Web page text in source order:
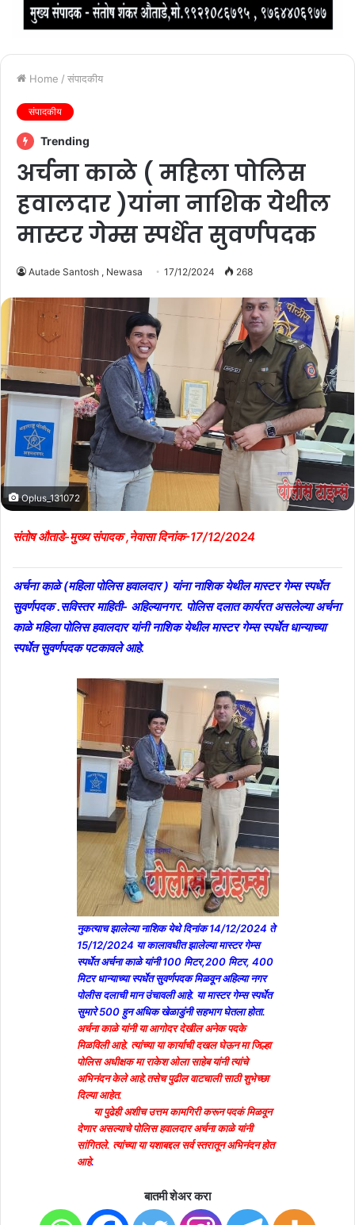
Home / संपादकीय
संपादकीय
Trending
अर्चना काळे ( महिला पोलिस
हवालदार )यांना नाशिक येथील
मास्टर गेम्स स्पर्धेत सुवर्णपदक
Autade Santosh , Newasa 17/12/2024 268
Oplus_131072
संतोष औताडे-मुख्य संपादक ,नेवासा दिनांक-17/12/2024
अर्चना काळे (महिला पोलिस हवालदार ) यांना नाशिक येथील मास्टर गेम्स स्पर्धेत
सुवर्णपदक .सविस्तर माहिती- अहिल्यानगर. पोलिस दलात कार्यरत असलेल्या अर्चना
काळे महिला पोलिस हवालदार यांनी नाशिक येथील मास्टर गेम्स स्पर्धेत धान्याच्या
स्पर्धेत सुवर्णपदक पटकावले आहे.
नुकत्याच झालेल्या नाशिक येथे दिनांक 14/12/2024 ते
15/12/2024 या कालावधीत झालेल्या मास्टर गेम्स
स्पर्धेत अर्चना काळे यांनी 100 मिटर,200 मिटर, 400
मिटर धान्याच्या स्पर्धेत सुवर्णपदक मिळवून अहिल्या नगर
पोलीस दलाची मान उंचावली आहे. या मास्टर गेम्स स्पर्धेत
सुमारे 500 हुन अधिक खेळाडुंनी सहभाग घेतला होता.
अर्चना काळे यांनी या आगोदर देखील अनेक पदके
मिळविली आहे. त्यांच्या या कार्याची दखल घेऊन मा जिल्हा
पोलिस अधीक्षक मा राकेश ओला साहेब यांनी त्यांचे
अभिनंदन केले आहे.तसेच पुढील वाटचाली साठी शुभेच्छा
दिल्या आहेत.
या पुढेही अशीच उत्तम कामगिरी करून पदकं मिळवून
देणार असल्याचे पोलिस हवालदार अर्चना काळे यांनी
सांगितले. त्यांच्या या यशाबद्दल सर्व स्तरातून अभिनंदन होत
आहे.
बातमी शेअर करा